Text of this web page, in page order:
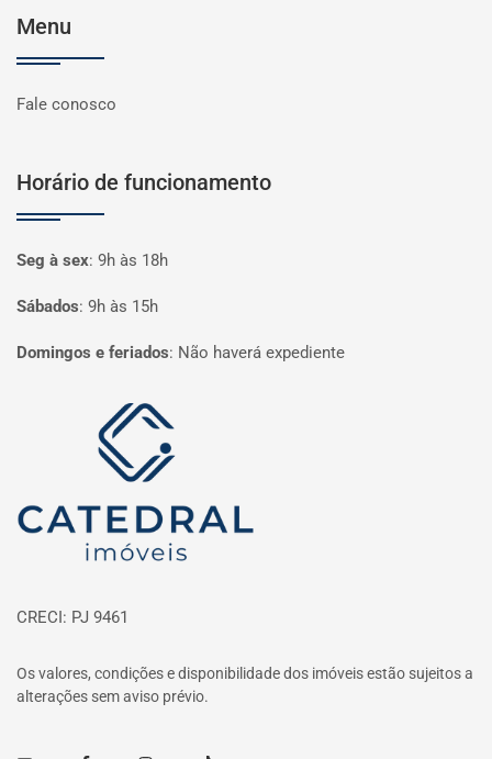
Menu
Fale conosco
Horário de funcionamento
Seg à sex: 9h às 18h
Sábados: 9h às 15h
Domingos e feriados: Não haverá expediente
Página inicial
CRECI: PJ 9461
Os valores, condições e disponibilidade dos imóveis estão sujeitos a
alterações sem aviso prévio.